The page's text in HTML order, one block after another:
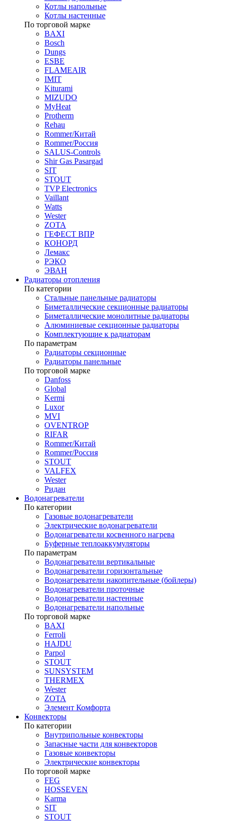
Котлы напольные
Котлы настенные
По торговой марке
BAXI
Bosch
Dungs
ESBE
FLAMEAIR
IMIT
Kiturami
MIZUDO
MyHeat
Protherm
Rehau
Rommer/Китай
Rommer/Россия
SALUS-Controls
Shir Gas Pasargad
SIT
STOUT
TVP Electronics
Vaillant
Watts
Wester
ZOTA
ГЕФЕСТ ВПР
КОНОРД
Лемакс
РЭКО
ЭВАН
Радиаторы отопления
По категории
Стальные панельные радиаторы
Биметаллические секционные радиаторы
Биметаллические монолитные радиаторы
Алюминиевые секционные радиаторы
Комплектующие к радиаторам
По параметрам
Радиаторы секционные
Радиаторы панельные
По торговой марке
Danfoss
Global
Kermi
Luxor
MVI
OVENTROP
RIFAR​
Rommer/Китай
Rommer/Россия
STOUT
VALFEX
Wester
Ридан
Водонагреватели
По категории
Газовые водонагреватели
Электрические водонагреватели
Водонагреватели косвенного нагрева
Буферные теплоаккумуляторы
По параметрам
Водонагреватели вертикальные
Водонагреватели горизонтальные
Водонагреватели накопительные (бойлеры)
Водонагреватели проточные
Водонагреватели настенные
Водонагреватели напольные
По торговой марке
BAXI
Ferroli
HAJDU
Parpol
STOUT
SUNSYSTEM
THERMEX
Wester
ZOTA
Элемент Комфорта
Конвекторы
По категории
Внутрипольные конвекторы
Запасные части для конвекторов
Газовые конвекторы
Электрические конвекторы
По торговой марке
FEG
HOSSEVEN
Karma
SIT
STOUT